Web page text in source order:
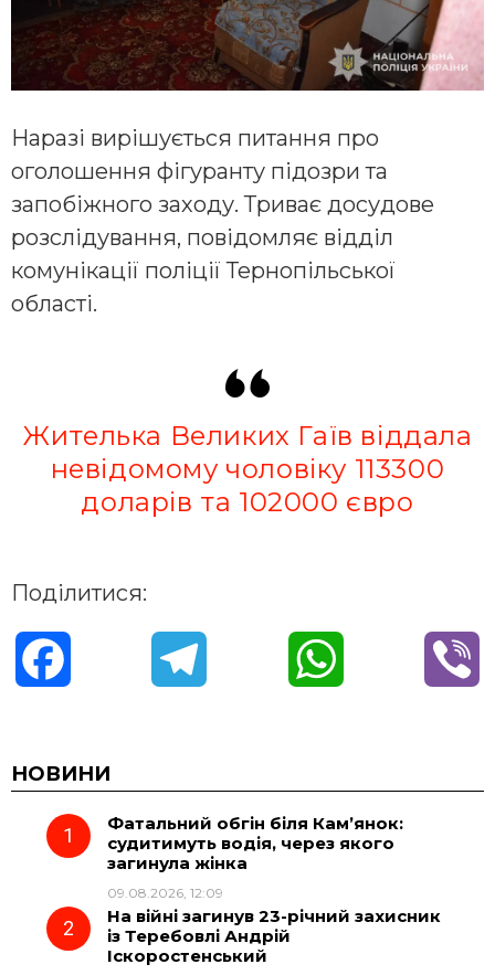
Наразі вирішується питання про
оголошення фігуранту підозри та
запобіжного заходу. Триває досудове
розслідування, повідомляє відділ
комунікації поліції Тернопільської
області.
Жителька Великих Гаїв віддала
невідомому чоловіку 113300
доларів та 102000 євро
Поділитися:
c
e
o
e
r
t
НОВИНИ
Фатальний обгін біля Кам’янок:
судитимуть водія, через якого
загинула жінка
09.08.2026, 12:09
На війні загинув 23-річний захисник
із Теребовлі Андрій
Іскоростенський